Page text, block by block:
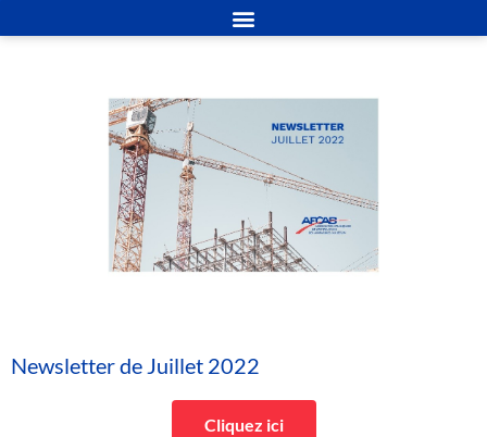
Newsletter de Juillet 2022
Cliquez ici